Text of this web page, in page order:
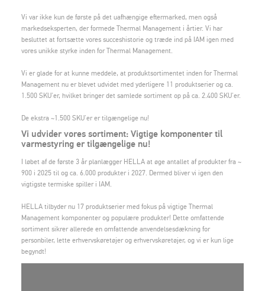
Vi var ikke kun de første på det uafhængige eftermarked, men også
markedseksperten, der formede Thermal Management i årtier. Vi har
besluttet at fortsætte vores succeshistorie og træde ind på IAM igen med
vores unikke styrke inden for Thermal Management.
Vi er glade for at kunne meddele, at produktsortimentet inden for Thermal
Management nu er blevet udvidet med yderligere 11 produktserier og ca.
1.500 SKU'er, hvilket bringer det samlede sortiment op på ca. 2.400 SKU'er.
De ekstra ~1.500 SKU'er er tilgængelige nu!
Vi udvider vores sortiment: Vigtige komponenter til
varmestyring er tilgængelige nu!
I løbet af de første 3 år planlægger HELLA at øge antallet af produkter fra ~
900 i 2025 til og ca. 6.000 produkter i 2027. Dermed bliver vi igen den
vigtigste termiske spiller i IAM.
HELLA tilbyder nu 17 produktserier med fokus på vigtige Thermal
Management komponenter og populære produkter! Dette omfattende
sortiment sikrer allerede en omfattende anvendelsesdækning for
personbiler, lette erhvervskøretøjer og erhvervskøretøjer, og vi er kun lige
begyndt!